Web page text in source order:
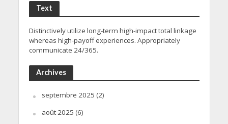
Text
Distinctively utilize long-term high-impact total linkage
whereas high-payoff experiences. Appropriately
communicate 24/365.
Archives
septembre 2025 (2)
août 2025 (6)